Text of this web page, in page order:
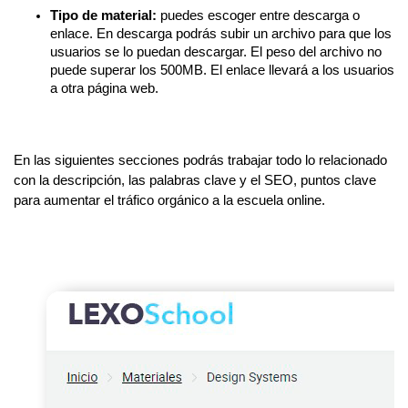
Tipo de material: puedes escoger entre descarga o
enlace. En descarga podrás subir un archivo para que los
usuarios se lo puedan descargar. El peso del archivo no
puede superar los 500MB. El enlace llevará a los usuarios
a otra página web.
En las siguientes secciones podrás trabajar todo lo relacionado
con la descripción, las palabras clave y el SEO, puntos clave
para aumentar el tráfico orgánico a la escuela online.